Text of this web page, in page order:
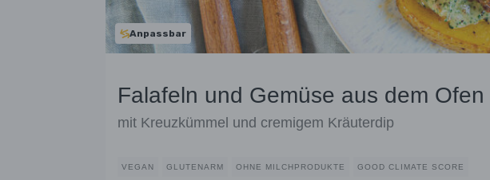
Anpassbar
Falafeln und Gemüse aus dem Ofen
mit Kreuzkümmel und cremigem Kräuterdip
VEGAN GLUTENARM OHNE MILCHPRODUKTE GOOD CLIMATE SCORE